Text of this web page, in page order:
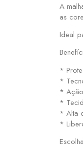
A
as
Ideal
*
*
*
*
* Alta
*